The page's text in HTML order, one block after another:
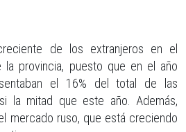
de los extranjeros en el
la provincia, puesto que en el año
el 16% del total de las
la mitad que este año. Además,
mercado ruso, que está creciendo